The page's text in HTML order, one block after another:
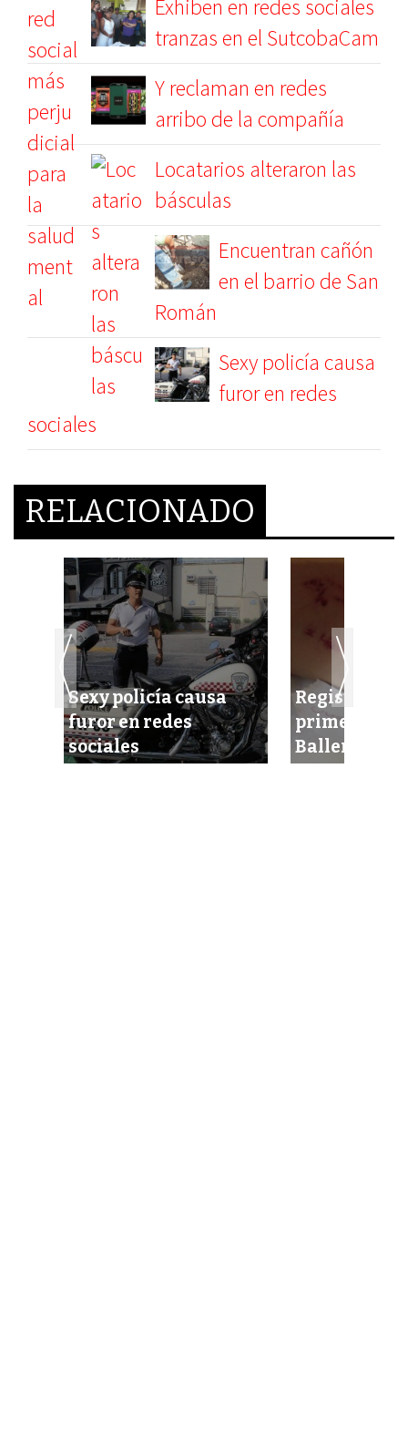
Exhiben en redes sociales
tranzas en el SutcobaCam
Y reclaman en redes
arribo de la compañía
Locatarios alteraron las
básculas
Encuentran cañón
en el barrio de San
Román
Sexy policía causa
furor en redes
sociales
RELACIONADO
Sexy policía causa
furor en redes
sociales
Registra
primer caso
Ballena Azul